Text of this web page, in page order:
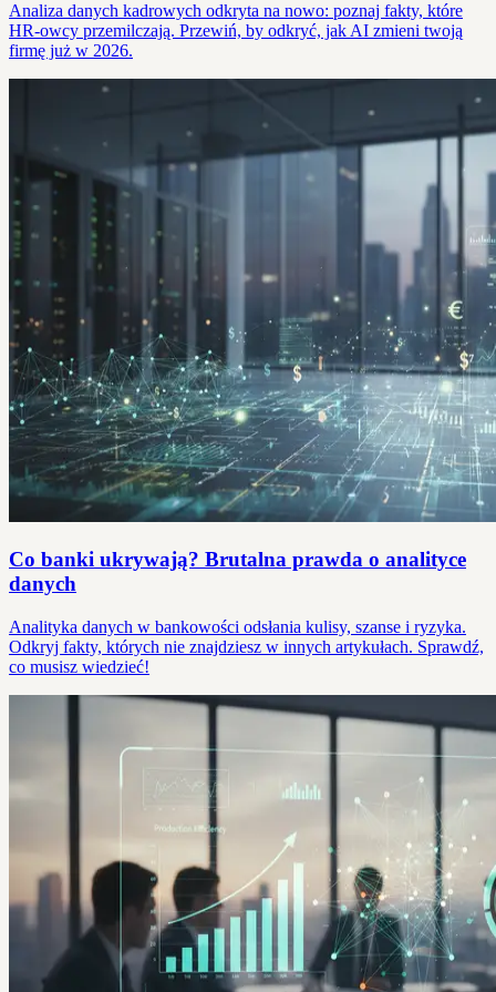
Analiza danych kadrowych odkryta na nowo: poznaj fakty, które
HR-owcy przemilczają. Przewiń, by odkryć, jak AI zmieni twoją
firmę już w 2026.
Co banki ukrywają? Brutalna prawda o analityce
danych
Analityka danych w bankowości odsłania kulisy, szanse i ryzyka.
Odkryj fakty, których nie znajdziesz w innych artykułach. Sprawdź,
co musisz wiedzieć!